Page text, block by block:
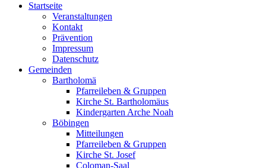
Startseite
Veranstaltungen
Kontakt
Prävention
Impressum
Datenschutz
Gemeinden
Bartholomä
Pfarreileben & Gruppen
Kirche St. Bartholomäus
Kindergarten Arche Noah
Böbingen
Mitteilungen
Pfarreileben & Gruppen
Kirche St. Josef
Coloman-Saal